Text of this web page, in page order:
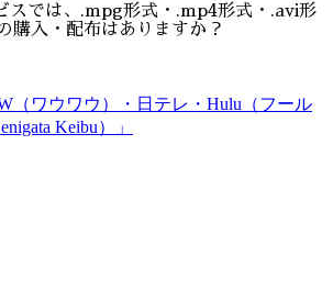
スでは、.mpg形式・.mp4形式・.avi形
購入・配布はありますか？
（ワウワウ）・日テレ・Hulu（フール
Keibu）」